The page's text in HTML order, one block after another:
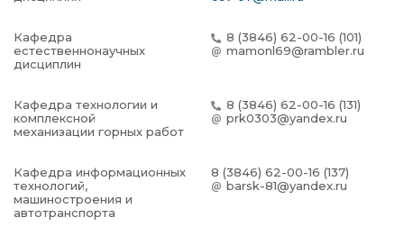
Кафедра
естественнонаучных
дисциплин
8 (3846) 62-00-16 (101)
mamonl69@rambler.ru
Кафедра технологии и
комплексной
механизации горных работ
8 (3846) 62-00-16 (131)
prk0303@yandex.ru
Кафедра информационных
технологий,
машиностроения и
автотранспорта
8 (3846) 62-00-16 (137)
barsk-81@yandex.ru